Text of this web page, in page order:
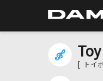
[ トイ